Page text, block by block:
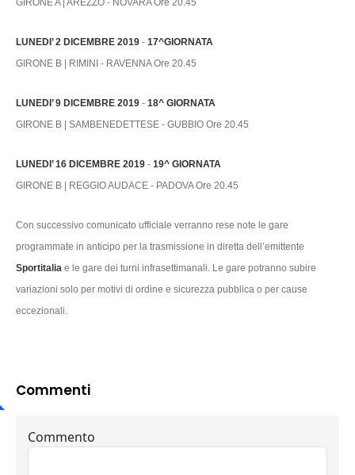
GIRONE A | AREZZO - NOVARA Ore 20.45
LUNEDI’ 2 DICEMBRE 2019 - 17^GIORNATA
GIRONE B | RIMINI - RAVENNA Ore 20.45
LUNEDI’ 9 DICEMBRE 2019 - 18^ GIORNATA
GIRONE B | SAMBENEDETTESE - GUBBIO Ore 20.45
LUNEDI’ 16 DICEMBRE 2019 - 19^ GIORNATA
GIRONE B | REGGIO AUDACE - PADOVA Ore 20.45
Con successivo comunicato ufficiale verranno rese note le gare
programmate in anticipo per la trasmissione in diretta dell’emittente
Sportitalia e le gare dei turni infrasettimanali. Le gare potranno subire
variazioni solo per motivi di ordine e sicurezza pubblica o per cause
eccezionali.
Commenti